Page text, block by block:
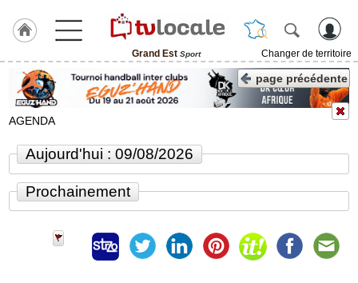
Grand Est Sport
Changer de territoire
J'adhère
Hulcoq
Est
TvLocale
France
AGENDA
page précédente
Aujourd'hui : 09/08/2026
Prochainement